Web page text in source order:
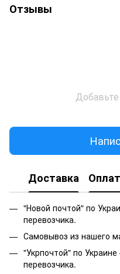
Отзывы
Доставка
"Новой почтой" по
перевозчика.
Самовывоз из нашего
"Укрпочтой" по
перевозчика.